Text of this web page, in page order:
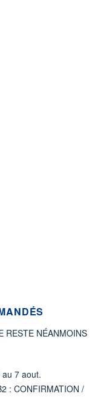
RESTE NÉANMOINS
7 aout.
: CONFIRMATION /